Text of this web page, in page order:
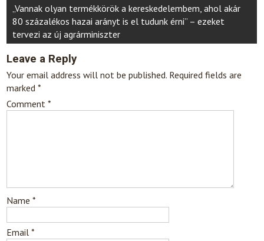
„Vannak olyan termékkörök a kereskedelembem, ahol akár
80 százalékos hazai arányt is el tudunk érni” – ezeket
tervezi az új agrárminiszter
Leave a Reply
Your email address will not be published. Required fields are
marked*
Comment*
Name*
Email*